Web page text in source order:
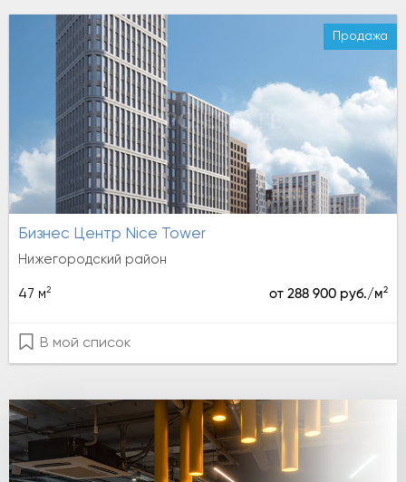
Продажа
Бизнес Центр Nice Tower
Нижегородский район
47 м2 от 288 900 руб./м2
В мой список